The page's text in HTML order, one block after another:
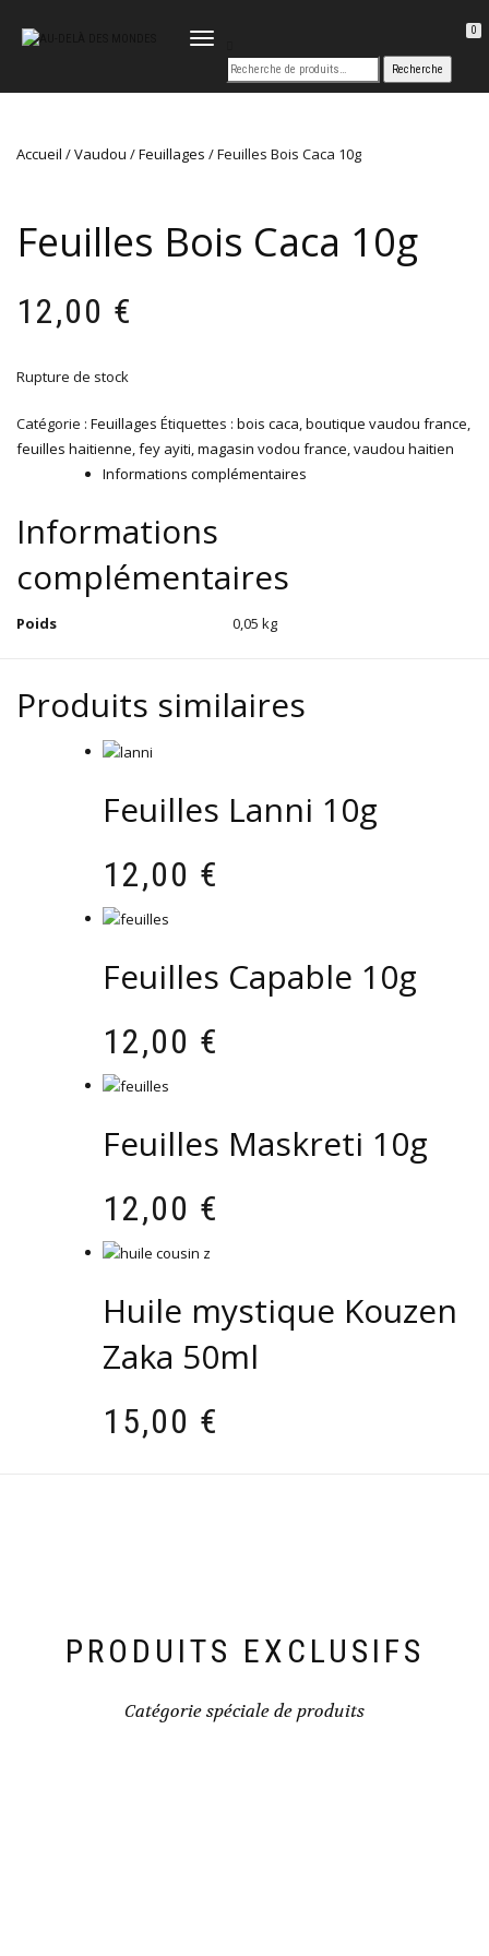
DÉPLIER
NAVIGATION
0
Accueil /Vaudou /Feuillages / Feuilles Bois Caca 10g
Feuilles Bois Caca 10g
12,00 €
Rupture de stock
Catégorie : Feuillages Étiquettes : bois caca,boutique vaudou france,
feuilles haitienne,fey ayiti,magasin vodou france,vaudou haitien
Informations complémentaires
Informations
complémentaires
Poids 0,05 kg
Produits similaires
Feuilles Lanni 10g
12,00 €
Feuilles Capable 10g
12,00 €
Feuilles Maskreti 10g
12,00 €
Huile mystique Kouzen
Zaka 50ml
15,00 €
PRODUITS EXCLUSIFS
Catégorie spéciale de produits